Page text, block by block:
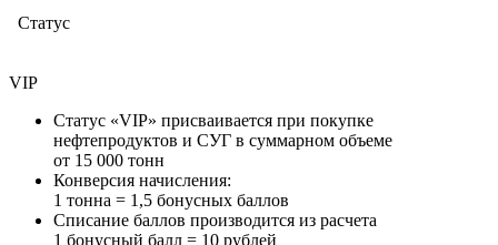
Статус
VIP
Статус «VIР» присваивается при покупке
нефтепродуктов и СУГ в суммарном объеме
от 15 000 тонн
Конверсия начисления:
1 тонна = 1,5 бонусных баллов
Списание баллов производится из расчета
1 бонусный балл = 10 рублей